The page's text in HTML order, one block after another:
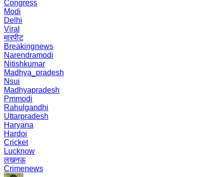
Congress
Modi
Delhi
Viral
मारपीट
Breakingnews
Narendramodi
Nitishkumar
Madhya_pradesh
Nsui
Madhyapradesh
Pmmodi
Rahulgandhi
Uttarpradesh
Haryana
Hardoi
Cricket
Lucknow
लखनऊ
Crimenews